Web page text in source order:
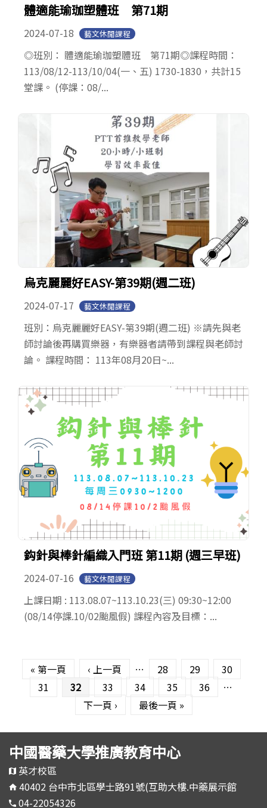
體適能瑜珈塑體班 第71期
2024-07-18 藝文休閒課程
◎班別： 體適能瑜珈塑體班 第71期 ​◎課程時間：
113/08/12-113/10/04(一、五) 1730-1830，共計15
堂課。 (停課：08/...
烏克麗麗好EASY-第39期(週二班)
2024-07-17 藝文休閒課程
班別：烏克麗麗好EASY-第39期(週二班) ※請先與老
師討論後再購買樂器，有樂器者請帶到課程與老師討
論。 課程時間： 113年08月20日~...
鈎針與棒針編織入門班 第11期 (週三早班)
2024-07-16 藝文休閒課程
上課日期 : 113.08.07~113.10.23(三) 09:30~12:00
(08/14停課.10/02颱風假) 課程內容及目標：...
« 第一頁 ‹ 上一頁 … 28 29
30
31
32 33 34 35 36
…
下一頁 ›
最後一頁 »
中國醫藥大學推廣教育中心
英才校區
40402 台中市北區學士路91號(互助大樓.中藥展示館
04-22054326